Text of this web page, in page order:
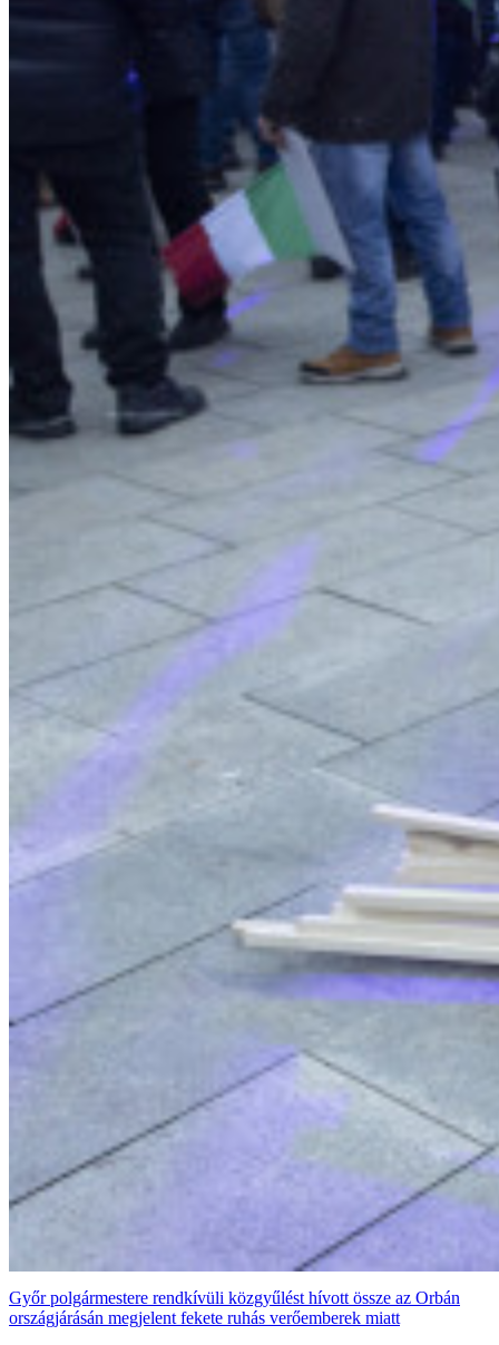
Győr polgármestere rendkívüli közgyűlést hívott össze az Orbán
országjárásán megjelent fekete ruhás verőemberek miatt